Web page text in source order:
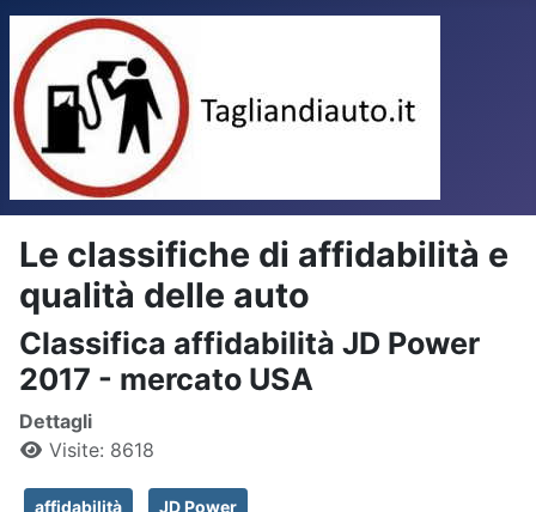
Le classifiche di affidabilità e
qualità delle auto
Classifica affidabilità JD Power
2017 - mercato USA
Dettagli
Visite: 8618
affidabilità JD Power